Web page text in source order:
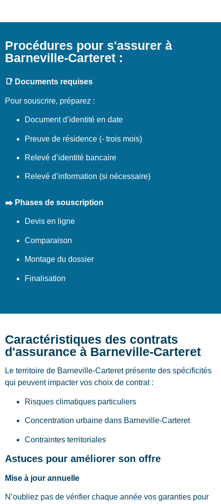
Procédures pour s'assurer à
Barneville-Carteret :
📑 Documents requises
Pour souscrire, préparez :
Document d’identité en date
Preuve de résidence (- trois mois)
Relevé d’identité bancaire
Relevé d’information (si nécessaire)
✒️ Phases de souscription
Devis en ligne
Comparaison
Montage du dossier
Finalisation
Caractéristiques des contrats
d'assurance à Barneville-Carteret
Le territoire de Barneville-Carteret présente des spécificités
qui peuvent impacter vos choix de contrat :
Risques climatiques particuliers
Concentration urbaine dans Barneville-Carteret
Contraintes territoriales
Astuces pour améliorer son offre
Mise à jour annuelle
N’oubliez pas de vérifier chaque année vos garanties pour